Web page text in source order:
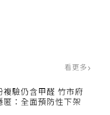
看更多
複驗仍含甲醛 竹市府
匿：全面預防性下架